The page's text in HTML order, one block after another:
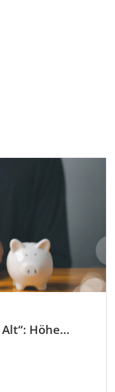
KfW-Förderung „Jung kauft Alt“: Höhere Kredite ab August 2026